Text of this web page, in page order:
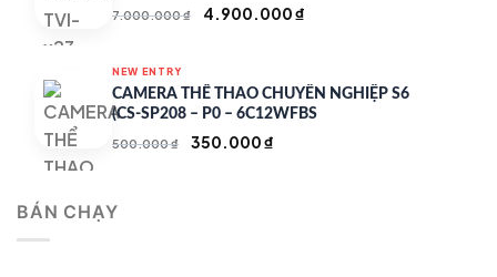
7.000.000₫
Giá
7.000.000 ₫.
4.900.000₫
là:
4.900.000 ₫.
NEW ENTRY
CAMERA THỂ THAO CHUYÊN NGHIỆP S6
(CS-SP208 – P0 – 6C12WFBS
500.000₫
Giá
350.000₫
BÁN CHẠY